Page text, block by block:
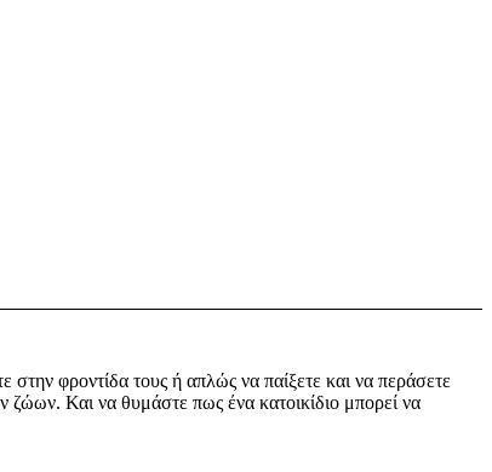
φροντίδα τους ή απλώς να παίξετε και να περάσετε
ζώων. Και να θυμάστε πως ένα κατοικίδιο μπορεί να